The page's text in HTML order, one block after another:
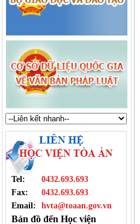
Tel:
0432.693.693
Fax:
0432.693.693
Email:
hvta@toaan.gov.vn
Bản đồ đến Học viện